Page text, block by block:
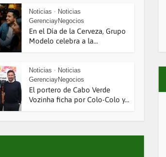
Noticias • Noticias
GerenciayNegocios
En el Día de la Cerveza, Grupo
Modelo celebra a la...
Noticias • Noticias
GerenciayNegocios
El portero de Cabo Verde
Vozinha ficha por Colo-Colo y...